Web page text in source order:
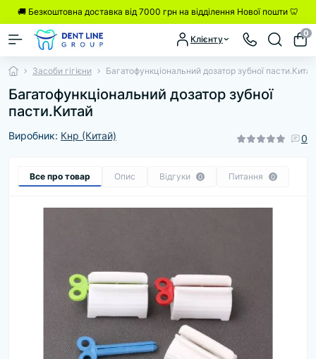
🚚 Безкоштовна доставка від 7000 грн на відділення Нової пошти 🦷
Клієнту
0
Засоби гігієни Багатофункціональний дозатор зубної пасти.Китай
Багатофункціональний дозатор зубної
пасти.Китай
Виробник: Кнр (Китай) 0
Все про товар Опис Відгуки 0 Питання 0